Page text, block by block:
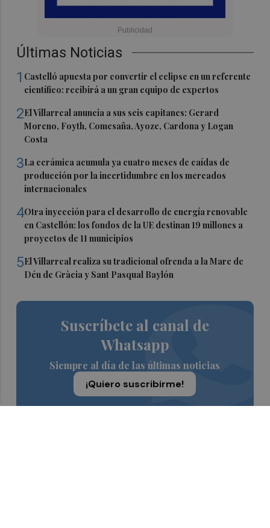
Últimas Noticias
1 Castelló apuesta por convertir el eclipse en un referente
científico: recibirá a un gran equipo de expertos
2El Villarreal anuncia a sus seis capitanes: Gerard
Moreno, Foyth, Comesaña, Ayoze, Cardona y Logan
Costa
3La cerámica acumula ya cuatro meses de caídas de
producción por la incertidumbre en los mercados
internacionales
4Otra inyección para el desarrollo de energía renovable
en Castellón: los fondos de la UE destinan 19 millones a
proyectos de 11 municipios
5El Villarreal realiza su tradicional ofrenda a la Mare de
Déu de Gràcia y Sant Pasqual Baylón
Suscríbete al canal de
Whatsapp
Siempre al día de las últimas noticias
¡Quiero suscribirme!